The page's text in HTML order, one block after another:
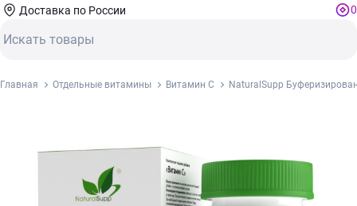
Доставка по России 0
Главная Отдельные витамины Витамин С NaturalSupp